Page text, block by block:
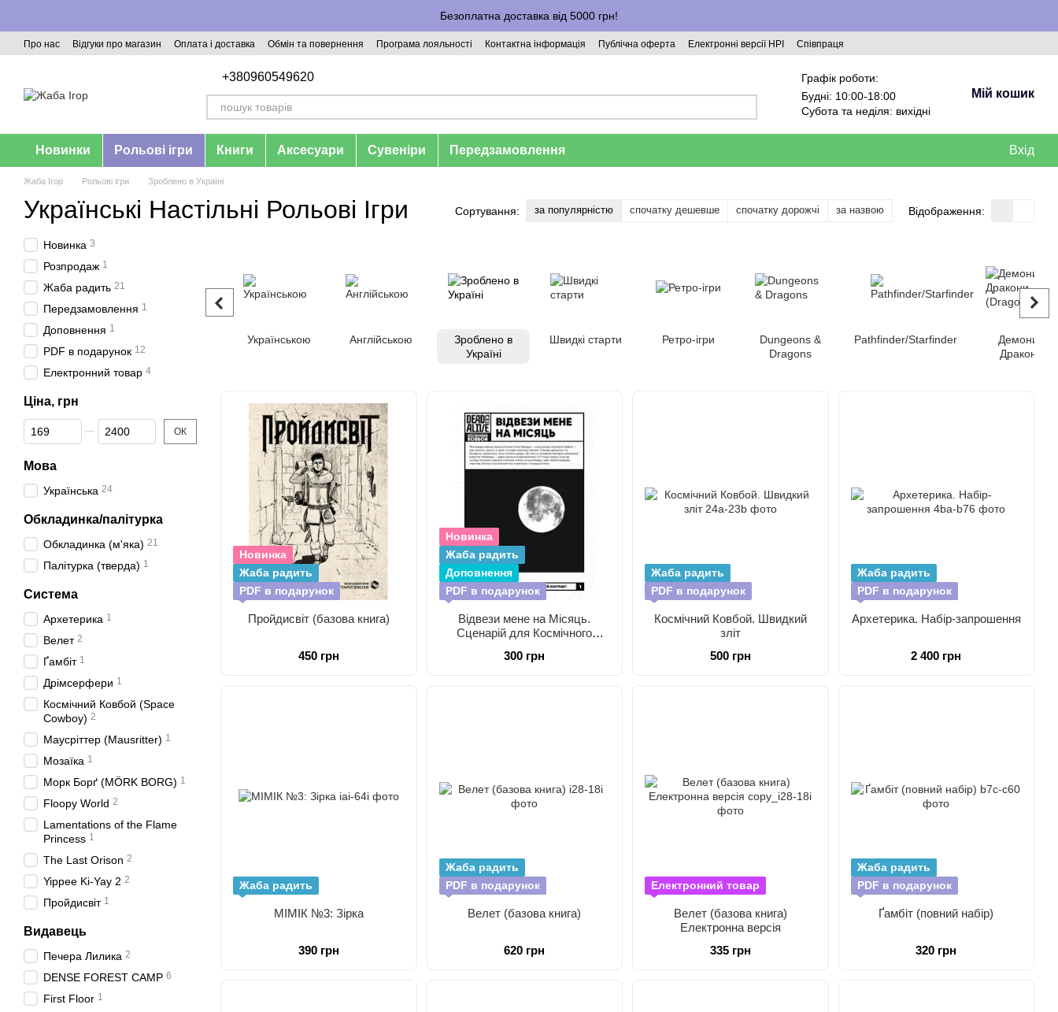
Безоплатна доставка від 5000 грн!
Про нас Відгуки про магазин Оплата і доставка Обмін та повернення Програма лояльності Контактна інформація Публічна оферта Електронні версії НРІ Співпраця
+380960549620
Графік роботи:
Будні: 10:00-18:00
Субота та неділя: вихідні
Мій кошик
Новинки Рольові ігри Книги Аксесуари Сувеніри Передзамовлення Вхід
Жаба Ігор Рольові ігри Зроблено в Україні
Українські Настільні Рольові Ігри Сортування: за популярністю спочатку дешевше спочатку дорожчі за назвою Відображення:
Українською Англійською
Зроблено в
Україні
Швидкі старти Ретро-ігри
Dungeons &
Dragons
Pathfinder/Starfinder
Демони і
Дракони
Новинка
Жаба радить
PDF в подарунок
Пройдисвіт (базова книга)
450 грн
Новинка
Жаба радить
Доповнення
PDF в подарунок
Відвези мене на Місяць.
Сценарій для Космічного
300 грн
Жаба радить
PDF в подарунок
Космічний Ковбой. Швидкий
зліт
500 грн
Жаба радить
PDF в подарунок
Архетерика. Набір-запрошення
2 400 грн
Жаба радить
МІМІК №3: Зірка
390 грн
Жаба радить
PDF в подарунок
Велет (базова книга)
620 грн
Електронний товар
Велет (базова книга)
Електронна версія
335 грн
Жаба радить
PDF в подарунок
Ґамбіт (повний набір)
320 грн
Новинка 3
Розпродаж 1
Жаба радить 21
Передзамовлення 1
Доповнення 1
PDF в подарунок 12
Електронний товар 4
Ціна, грн
Від Ціна, грн
До Ціна, грн ОК
Мова
Українська 24
Обкладинка/палітурка
Обкладинка (м'яка) 21
Палітурка (тверда) 1
Система
Архетерика 1
Велет 2
Ґамбіт 1
Дрімсерфери 1
Космічний Ковбой (Space
Cowboy) 2
Маусріттер (Mausritter) 1
Мозаїка 1
Морк Борґ (MÖRK BORG) 1
Floopy World 2
Lamentations of the Flame
Princess 1
The Last Orison 2
Yippee Ki-Yay 2 2
Пройдисвіт 1
Видавець
Печера Лилика 2
DENSE FOREST CAMP 6
First Floor 1